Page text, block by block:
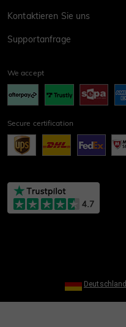
Kontaktieren Sie uns
Supportanfrage
We accept
Secure certification
Deutschland